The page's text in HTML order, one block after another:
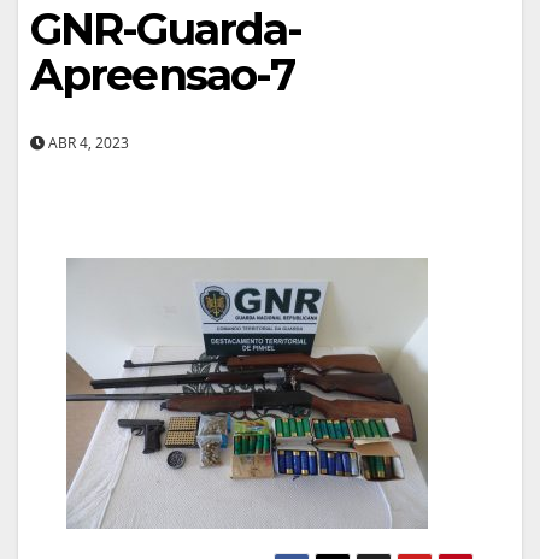
GNR-Guarda-
Apreensao-7
ABR 4, 2023